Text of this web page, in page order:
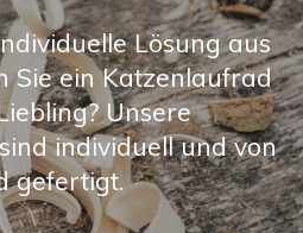
Lösung aus
Sie ein Katzenlaufrad
Unsere
individuell und von
gefertigt.